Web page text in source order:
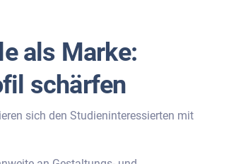
als Marke:
schärfen
sich den Studieninteressierten mit